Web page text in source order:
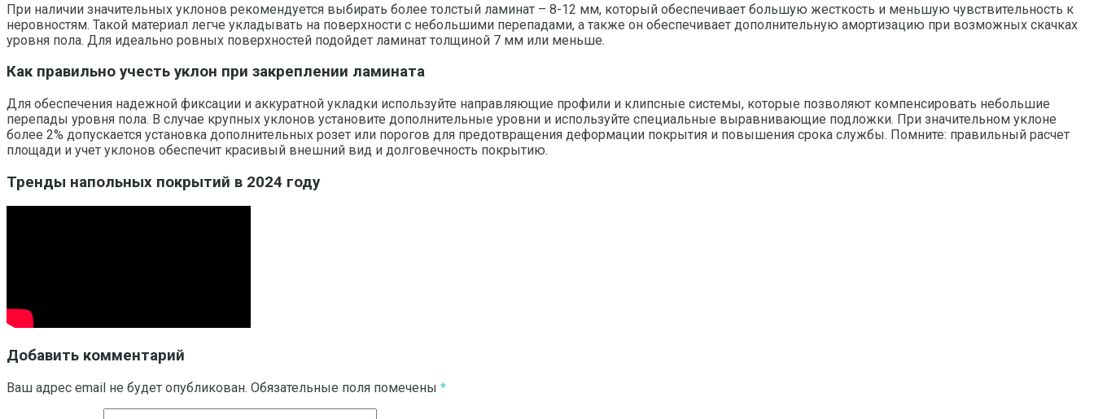
При наличии значительных уклонов рекомендуется выбирать более толстый ламинат – 8-12 мм, который обеспечивает большую жесткость и меньшую чувствительность к
неровностям. Такой материал легче укладывать на поверхности с небольшими перепадами, а также он обеспечивает дополнительную амортизацию при возможных скачках
уровня пола. Для идеально ровных поверхностей подойдет ламинат толщиной 7 мм или меньше.
Как правильно учесть уклон при закреплении ламината
Для обеспечения надежной фиксации и аккуратной укладки используйте направляющие профили и клипсные системы, которые позволяют компенсировать небольшие
перепады уровня пола. В случае крупных уклонов установите дополнительные уровни и используйте специальные выравнивающие подложки. При значительном уклоне
более 2% допускается установка дополнительных розет или порогов для предотвращения деформации покрытия и повышения срока службы. Помните: правильный расчет
площади и учет уклонов обеспечит красивый внешний вид и долговечность покрытию.
Тренды напольных покрытий в 2024 году
Добавить комментарий
Ваш адрес email не будет опубликован. Обязательные поля помечены *